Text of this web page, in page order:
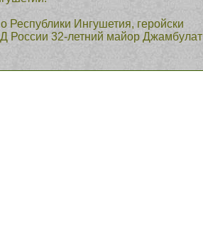
Ингушетия, геройски
России 32-летний майор Джамбулат